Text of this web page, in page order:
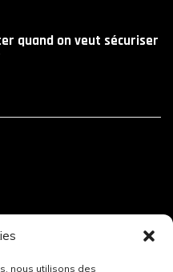
nous utilisons des
quand on veut sécuriser
de nos blocs